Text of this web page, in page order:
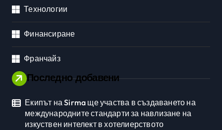
Технологии
Финансиране
Франчайз
Последно добавени
Екипът на Sirma ще участва в създаването на
международните стандарти за навлизане на
изкуствен интелект в хотелиерството